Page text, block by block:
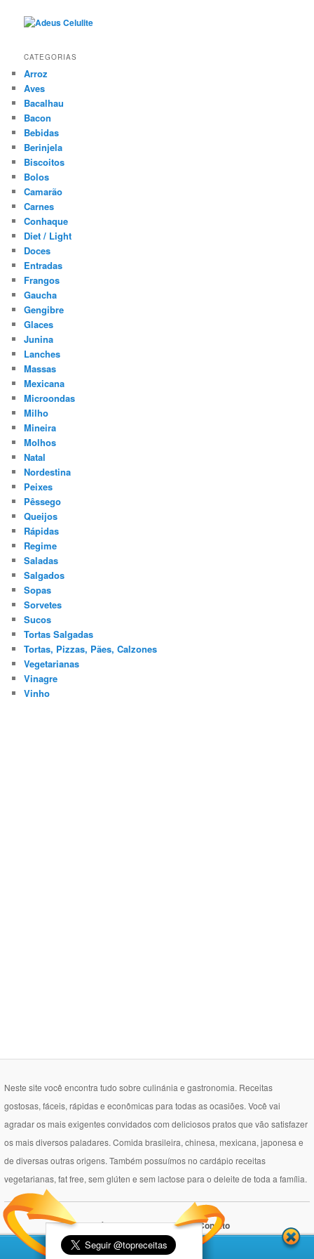
CATEGORIAS
Arroz
Aves
Bacalhau
Bacon
Bebidas
Berinjela
Biscoitos
Bolos
Camarão
Carnes
Conhaque
Diet / Light
Doces
Entradas
Frangos
Gaucha
Gengibre
Glaces
Junina
Lanches
Massas
Mexicana
Microondas
Milho
Mineira
Molhos
Natal
Nordestina
Peixes
Pêssego
Queijos
Rápidas
Regime
Saladas
Salgados
Sopas
Sorvetes
Sucos
Tortas Salgadas
Tortas, Pizzas, Pães, Calzones
Vegetarianas
Vinagre
Vinho
Neste site você encontra tudo sobre culinánia e gastronomia. Receitas
gostosas, fáceis, rápidas e econômicas para todas as ocasiões. Você vai
agradar os mais exigentes convidados com deliciosos pratos que vão satisfazer
os mais diversos paladares. Comida brasileira, chinesa, mexicana, japonesa e
de diversas outras origens. Também possuímos no cardápio receitas
vegetarianas, fat free, sem glúten e sem lactose para o deleite de toda a família.
Política de Privacidade Contato